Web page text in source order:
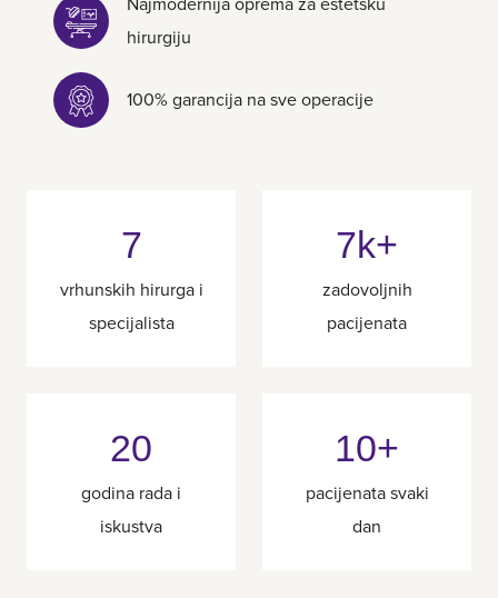
Najmodernija oprema za estetsku
hirurgiju
100% garancija na sve operacije
7
vrhunskih hirurga i
specijalista
7k+
zadovoljnih
pacijenata
20
godina rada i
iskustva
10+
pacijenata svaki
dan